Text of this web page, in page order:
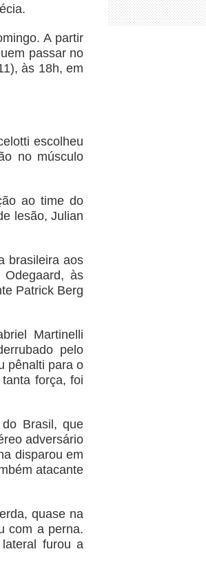
A partir
passar no
às 18h, em
escolheu
no músculo
ao time do
lesão, Julian
brasileira aos
às
Patrick Berg
Martinelli
pelo
pênalti para o
força, foi
Brasil, que
adversário
disparou em
atacante
quase na
com a perna.
furou a